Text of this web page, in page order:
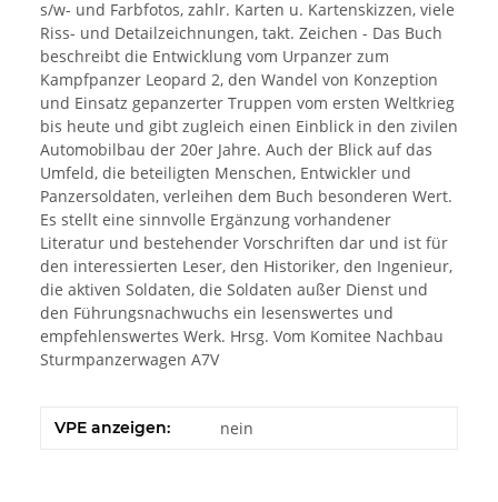
s/w- und Farbfotos, zahlr. Karten u. Kartenskizzen, viele
Riss- und Detailzeichnungen, takt. Zeichen - Das Buch
beschreibt die Entwicklung vom Urpanzer zum
Kampfpanzer Leopard 2, den Wandel von Konzeption
und Einsatz gepanzerter Truppen vom ersten Weltkrieg
bis heute und gibt zugleich einen Einblick in den zivilen
Automobilbau der 20er Jahre. Auch der Blick auf das
Umfeld, die beteiligten Menschen, Entwickler und
Panzersoldaten, verleihen dem Buch besonderen Wert.
Es stellt eine sinnvolle Ergänzung vorhandener
Literatur und bestehender Vorschriften dar und ist für
den interessierten Leser, den Historiker, den Ingenieur,
die aktiven Soldaten, die Soldaten außer Dienst und
den Führungsnachwuchs ein lesenswertes und
empfehlenswertes Werk. Hrsg. Vom Komitee Nachbau
Sturmpanzerwagen A7V
VPE anzeigen: nein